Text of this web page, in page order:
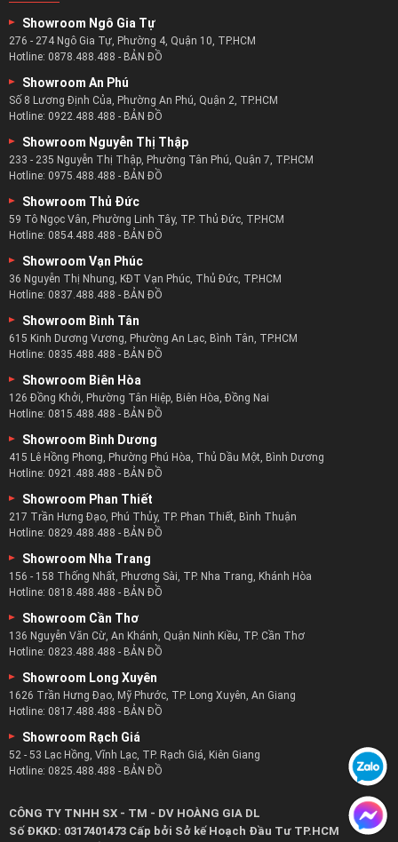
HỆ THỐNG 15 SHOWROOM
276 - 274 Ngô Gia Tự, Phường 4, Quận 10, TP.HCM
Hotline:0878.488.488 - BẢN ĐỒ
Số 8 Lương Định Của, Phường An Phú, Quận 2, TP.HCM
Hotline:0922.488.488-BẢN ĐỒ
233 - 235 Nguyễn Thị Thập, Phường Tân Phú, Quận 7, TP.HCM
Hotline:0975.488.488-BẢN ĐỒ
59 Tô Ngọc Vân, Phường Linh Tây, TP. Thủ Đức, TP.HCM
Hotline:0854.488.488-BẢN ĐỒ
36 Nguyễn Thị Nhung, KĐT Vạn Phúc, Thủ Đức, TP.HCM
Hotline:0837.488.488-BẢN ĐỒ
615 Kinh Dương Vương, Phường An Lạc, Bình Tân, TP.HCM
Hotline:0835.488.488-BẢN ĐỒ
126 Đồng Khởi, Phường Tân Hiệp, Biên Hòa, Đồng Nai
Hotline:0815.488.488-BẢN ĐỒ
415 Lê Hồng Phong, Phường Phú Hòa, Thủ Dầu Một, Bình Dương
Hotline:0921.488.488-BẢN ĐỒ
217 Trần Hưng Đạo, Phú Thủy, TP. Phan Thiết, Bình Thuận
Hotline:0829.488.488- BẢN ĐỒ
156 - 158 Thống Nhất, Phương Sài, TP. Nha Trang, Khánh Hòa
Hotline:0818.488.488 -BẢN ĐỒ
136 Nguyễn Văn Cừ, An Khánh, Quận Ninh Kiều, TP. Cần Thơ
Hotline:0823.488.488-BẢN ĐỒ
Hotline: 0817.488.488-BẢN ĐỒ